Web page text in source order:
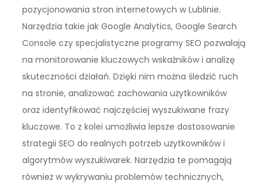
pozycjonowania stron internetowych w Lublinie.
Narzędzia takie jak Google Analytics, Google Search
Console czy specjalistyczne programy SEO pozwalają
na monitorowanie kluczowych wskaźników i analizę
skuteczności działań. Dzięki nim można śledzić ruch
na stronie, analizować zachowania użytkowników
oraz identyfikować najczęściej wyszukiwane frazy
kluczowe. To z kolei umożliwia lepsze dostosowanie
strategii SEO do realnych potrzeb użytkowników i
algorytmów wyszukiwarek. Narzędzia te pomagają
również w wykrywaniu problemów technicznych,